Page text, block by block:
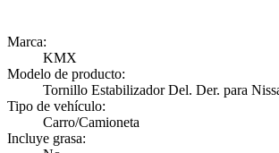
Marca:
KMX
Modelo de producto:
Tornillo Estabilizador Del. Der. para
Tipo de vehículo:
Carro/Camioneta
Incluye grasa: